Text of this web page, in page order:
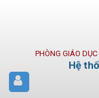
PHÒNG GIÁO
Hệ